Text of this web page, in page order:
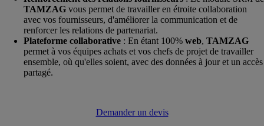
TAMZAG vous permet de travailler en étroite collaboration
avec vos fournisseurs, d'améliorer la communication et de
renforcer les relations de partenariat.
Plateforme collaborative : En étant 100% web, TAMZAG
permet à vos équipes achats et vos chefs de projet de travailler
ensemble, où qu'elles soient, avec des données à jour et un accès
partagé.
Demander un devis